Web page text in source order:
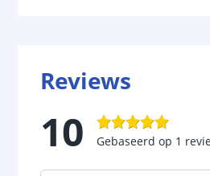
Reviews
10 Gebaseerd op 1